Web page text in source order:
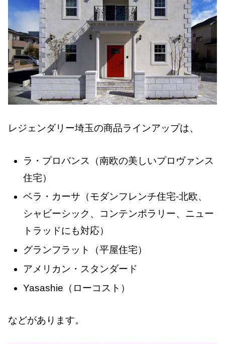
レジェンダリー埼玉の商品ラインアップは、
ラ・プロバンス（南欧の美しいプロヴァンス
住宅）
ベラ・カーサ（モダンフレンチ住宅-北欧、
シャビーシック、コンテンポラリー、ニュー
トラッドにも対応）
グランフラット（平屋住宅）
アメリカン・スタンダード
Yasashie（ローコスト）
などがあります。